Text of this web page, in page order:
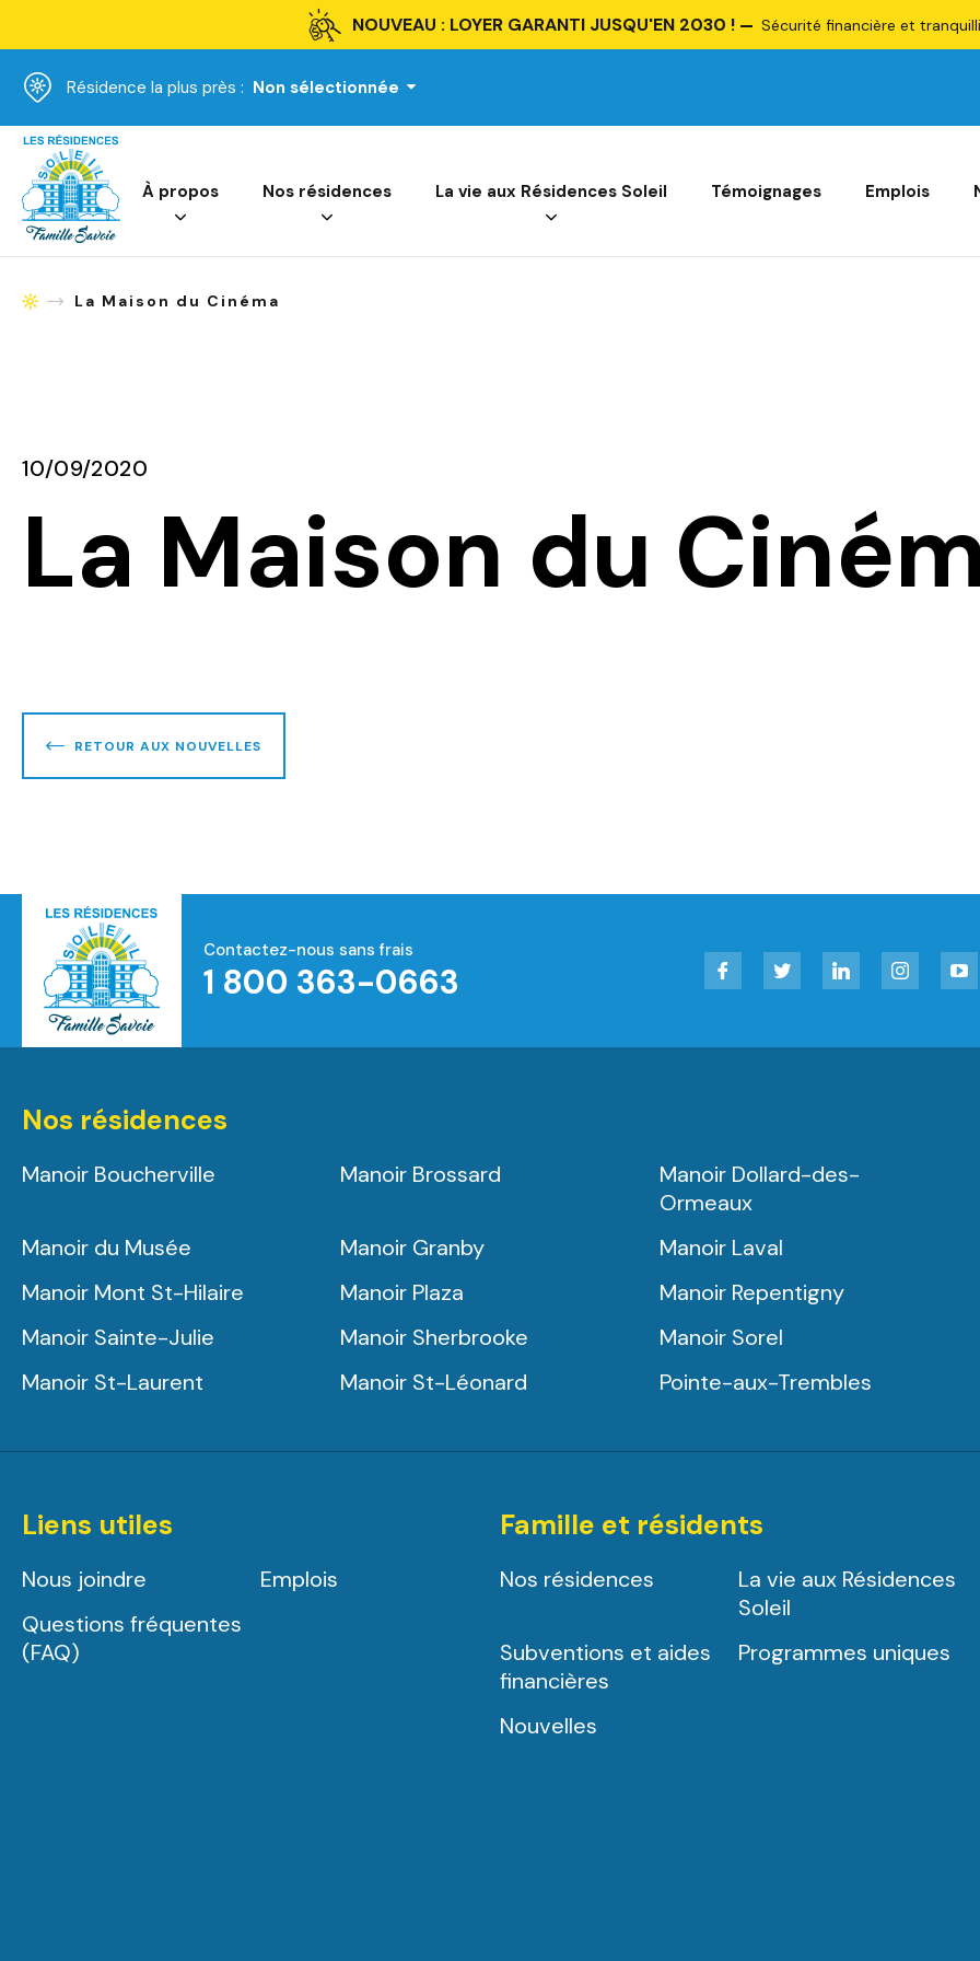
NOUVEAU : LOYER GARANTI JUSQU'EN 2030 ! Sécurité financière et
Résidence la plus près : Non sélectionnée
Accueil
À propos Nos résidences La vie aux Résidences Soleil Témoignages Emplois
AccueilLa Maison du Cinéma
10/09/2020
La Maison du
RETOUR AUX NOUVELLES
Accueil
Contactez-nous sans frais
1 800 363-0663
Facebook Twitter LinkedIn Instagram
Nos résidences
Manoir Boucherville Manoir Brossard
Manoir Dollard-des-
Ormeaux
Manoir du Musée
Manoir Granby
Manoir Laval
Manoir Mont St-Hilaire
Manoir Plaza
Manoir Repentigny
Manoir Sainte-Julie
Manoir Sherbrooke
Manoir Sorel
Manoir St-Laurent
Manoir St-Léonard Pointe-aux-Trembles
Liens utiles
Nous joindre
Emplois
Questions fréquentes
(FAQ)
Famille et résidents
Nos résidences
La vie aux Résidences
Soleil
Subventions et aides
financières
Programmes uniques
Nouvelles